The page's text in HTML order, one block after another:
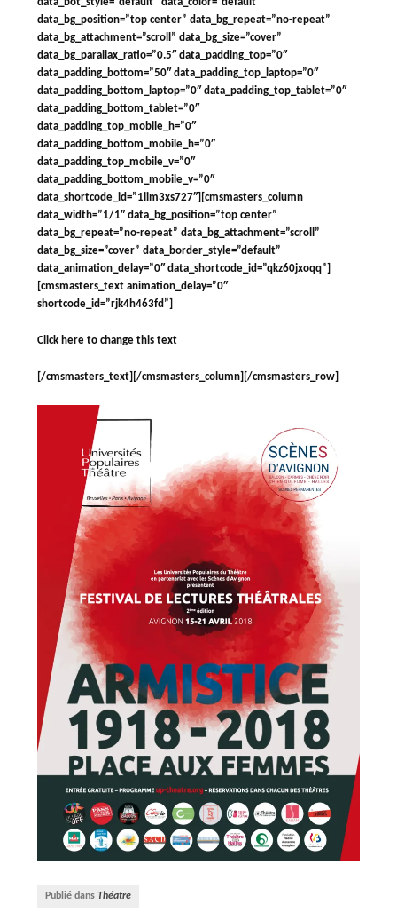
data_bg_position=”top center” data_bg_repeat=”no-repeat”
data_bg_attachment=”scroll” data_bg_size=”cover”
data_bg_parallax_ratio=”0.5″ data_padding_top=”0″
data_padding_bottom=”50″ data_padding_top_laptop=”0″
data_padding_bottom_laptop=”0″ data_padding_top_tablet=”0″
data_padding_bottom_tablet=”0″
data_padding_top_mobile_h=”0″
data_padding_bottom_mobile_h=”0″
data_padding_top_mobile_v=”0″
data_padding_bottom_mobile_v=”0″
data_shortcode_id=”1iim3xs727″][cmsmasters_column
data_width=”1/1″ data_bg_position=”top center”
data_bg_repeat=”no-repeat” data_bg_attachment=”scroll”
data_bg_size=”cover” data_border_style=”default”
data_animation_delay=”0″ data_shortcode_id=”qkz60jxoqq”]
[cmsmasters_text animation_delay=”0″
shortcode_id=”rjk4h463fd”]
Click here to change this text
[/cmsmasters_text][/cmsmasters_column][/cmsmasters_row]
Publié dansThéatre